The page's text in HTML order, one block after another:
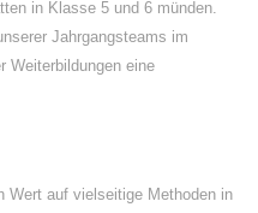
in Klasse 5 und 6 münden.
Jahrgangsteams im
Weiterbildungen eine
Wert auf vielseitige Methoden in